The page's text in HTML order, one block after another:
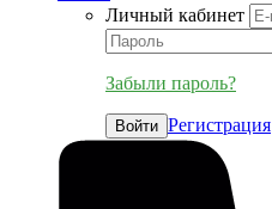
Личный кабинет
Забыли пароль?
Войти Регистрация